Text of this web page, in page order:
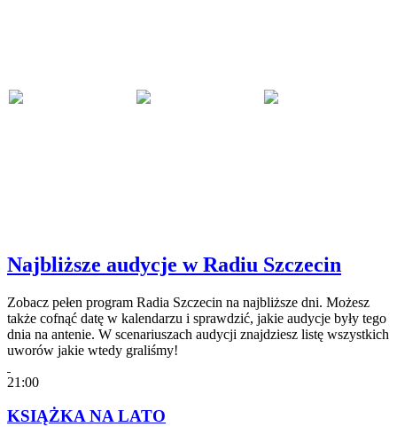
Najbliższe audycje w Radiu Szczecin
Zobacz pełen program Radia Szczecin na najbliższe dni. Możesz
także cofnąć datę w kalendarzu i sprawdzić, jakie audycje były tego
dnia na antenie. W scenariuszach audycji znajdziesz listę wszystkich
uworów jakie wtedy graliśmy!
21:00
KSIĄŻKA NA LATO